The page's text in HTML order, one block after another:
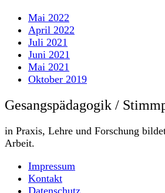
Mai 2022
April 2022
Juli 2021
Juni 2021
Mai 2021
Oktober 2019
Gesangspädagogik /
in Praxis, Lehre und Forschung
Arbeit.
Impressum
Kontakt